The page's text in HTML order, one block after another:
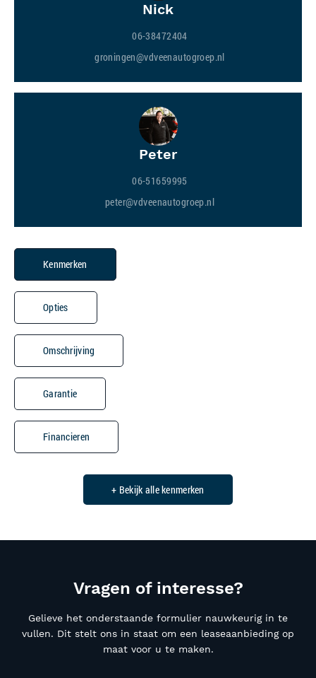
Kenmerken
Opties
Omschrijving
Garantie
Financieren
Peter
06-51659995
peter@vdveenautogroep.nl
Nick
06-38472404
groningen@vdveenautogroep.nl
+ Bekijk alle kenmerken
Vragen of interesse?
Gelieve het onderstaande formulier nauwkeurig in te
vullen. Dit stelt ons in staat om een leaseaanbieding op
maat voor u te maken.